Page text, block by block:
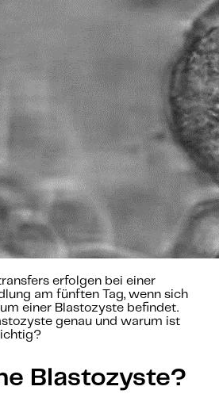
erfolgen bei einer
am fünften Tag, wenn sich
einer Blastozyste befindet.
genau und warum ist
Blastozyste?